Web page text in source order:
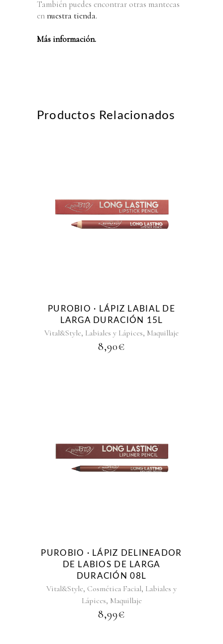
También puedes encontrar otras mantecas
ennuestra tienda.
Más información.
Productos Relacionados
PUROBIO · LÁPIZ LABIAL DE
LARGA DURACIÓN 15L
Vital&Style, Labiales y Lápices, Maquillaje
8,90€
PUROBIO · LÁPIZ DELINEADOR
DE LABIOS DE LARGA
DURACIÓN 08L
Vital&Style, Cosmética Facial, Labiales y
Lápices, Maquillaje
8,99€